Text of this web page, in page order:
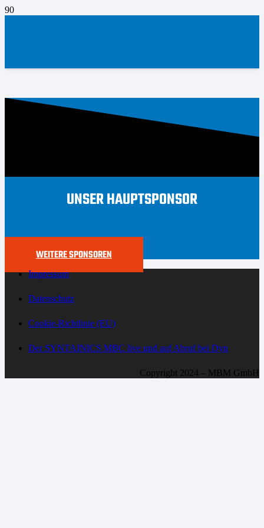
UNSER HAUPTSPONSOR
WEITERE SPONSOREN
Impressum
Datenschutz
Cookie-Richtlinie (EU)
Der SYNTAINICS MBC live und auf Abruf bei Dyn
Copyright 2024 – MBM GmbH